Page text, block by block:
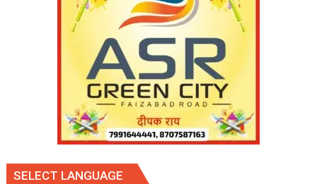
SELECT LANGUAGE